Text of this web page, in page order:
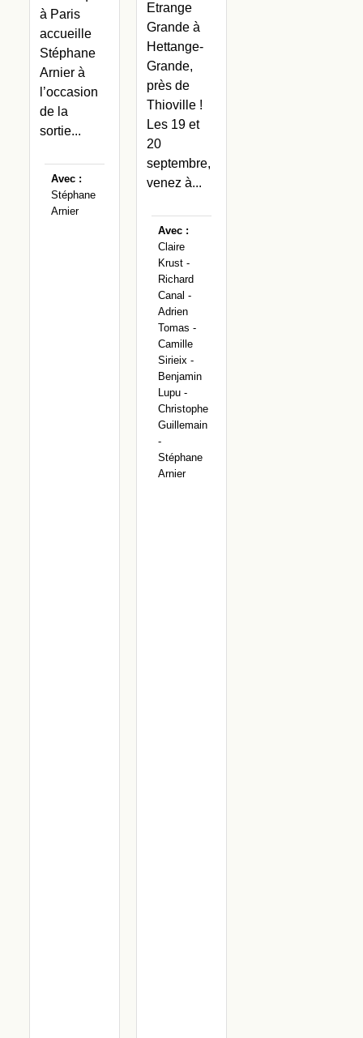
à Paris
accueille
Stéphane
Arnier à
l’occasion
de la
sortie...
Avec :
Stéphane
Arnier
Etrange
Grande à
Hettange-
Grande,
près de
Thioville !
Les 19 et
20
septembre,
venez à...
Avec :
Claire
Krust -
Richard
Canal -
Adrien
Tomas -
Camille
Sirieix -
Benjamin
Lupu -
Christophe
Guillemain
-
Stéphane
Arnier